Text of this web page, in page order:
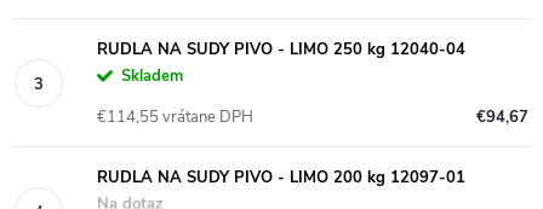
RUDLA NA SUDY PIVO - LIMO 250 kg 12040-04
Skladem
€94,67
€114,55 vrátane DPH
RUDLA NA SUDY PIVO - LIMO 200 kg 12097-01
Na dotaz